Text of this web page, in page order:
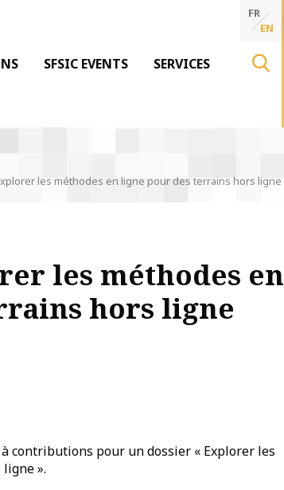
SFSIC EVENTS SERVICES
FR
EN
les méthodes en ligne pour des terrains hors ligne
les méthodes en
hors ligne
contributions pour un dossier « Explorer les
».